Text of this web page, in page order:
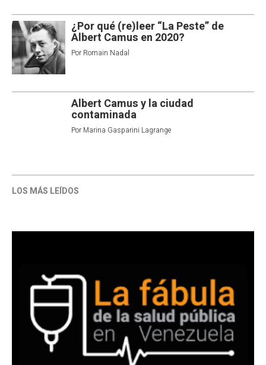
¿Por qué (re)leer “La Peste” de
Albert Camus en 2020?
Por Romain Nadal
Albert Camus y la ciudad
contaminada
Por Marina Gasparini Lagrange
LOS MÁS LEÍDOS